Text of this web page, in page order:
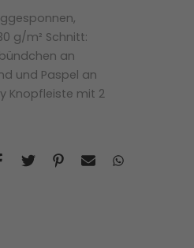
g/m² Schnitt:
an
und Paspel an
Knopfleiste mit 2